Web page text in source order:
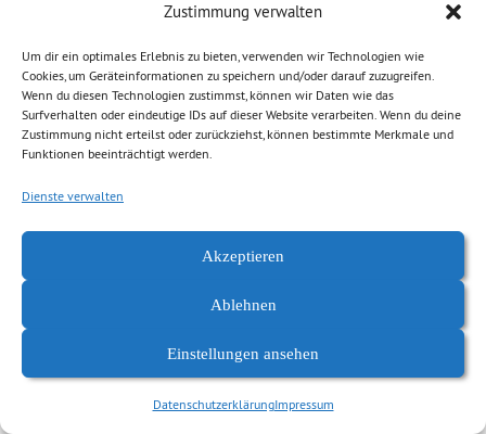
Zustimmung verwalten
Um dir ein optimales Erlebnis zu bieten, verwenden wir Technologien wie
Cookies, um Geräteinformationen zu speichern und/oder darauf zuzugreifen.
Wenn du diesen Technologien zustimmst, können wir Daten wie das
Surfverhalten oder eindeutige IDs auf dieser Website verarbeiten. Wenn du deine
Zustimmung nicht erteilst oder zurückziehst, können bestimmte Merkmale und
Funktionen beeinträchtigt werden.
Dienste verwalten
Akzeptieren
Ablehnen
Einstellungen ansehen
DatenschutzerklärungImpressum
Datenschutzerklärung